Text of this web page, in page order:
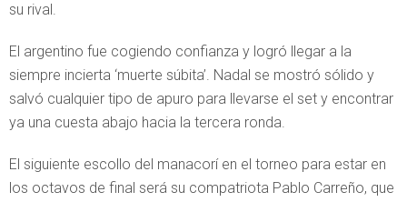
su rival.
El argentino fue cogiendo confianza y logró llegar a la
siempre incierta ‘muerte súbita’. Nadal se mostró sólido y
salvó cualquier tipo de apuro para llevarse el set y encontrar
ya una cuesta abajo hacia la tercera ronda.
El siguiente escollo del manacorí en el torneo para estar en
los octavos de final será su compatriota Pablo Carreño, que